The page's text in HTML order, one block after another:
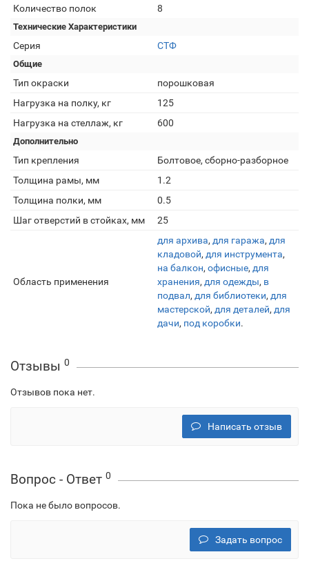
Количество полок
8
Технические Характеристики
Серия СТФ
Общие
Тип окраски
порошковая
Нагрузка на полку, кг
125
Нагрузка на стеллаж, кг
600
Дополнительно
Тип крепления
Болтовое, сборно-разборное
Толщина рамы, мм
1.2
Толщина полки, мм
0.5
Шаг отверстий в стойках, мм
25
Область применения
для архива, для гаража, для
кладовой, для инструмента,
на балкон, офисные, для
хранения, для одежды, в
подвал, для библиотеки, для
мастерской, для деталей, для
дачи, под коробки.
Отзывы 0
Отзывов пока нет.
Написать отзыв
Вопрос - Ответ 0
Пока не было вопросов.
Задать вопрос